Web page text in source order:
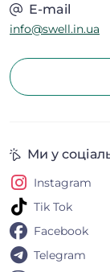
E-mail
info@swell.in.ua
Ми у
Instagram
Tik Tok
Facebook
Telegram